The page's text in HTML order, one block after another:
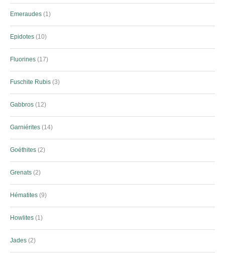
Emeraudes 1
Epidotes 10
Fluorines 17
Fuschite Rubis 3
Gabbros 12
Garniérites 14
Goéthites 2
Grenats 2
Hématites 9
Howlites 1
Jades 2